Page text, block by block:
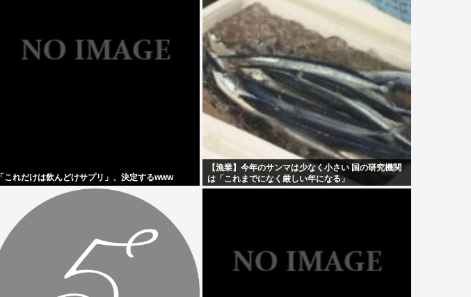
「これだけは飲んどけサプリ」、決定するwww
【漁業】今年のサンマは少なく小さい 国の研究機関
は「これまでになく厳しい年になる」